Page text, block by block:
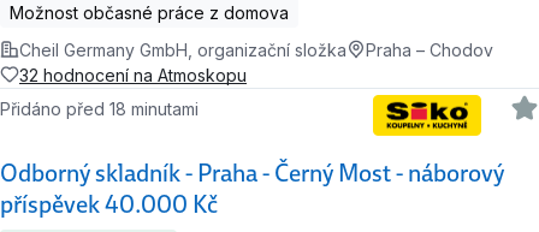
Možnost občasné práce z domova
Cheil Germany GmbH, organizační složka
Praha – Chodov
32 hodnocení na Atmoskopu
Odborný skladník - Praha - Černý Most - náborový
příspěvek 40.000 Kč
Přidáno před 18 minutami